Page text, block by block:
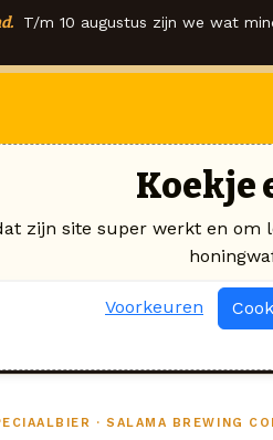
T/m 10 augustus zijn we wat
· SALAMA BREWING
Koekje
zijn site super werkt en
Voorkeuren